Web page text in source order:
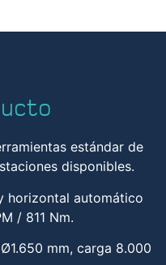
estándar de
disponibles.
horizontal automático
/ 811 Nm.
mm, carga 8.000